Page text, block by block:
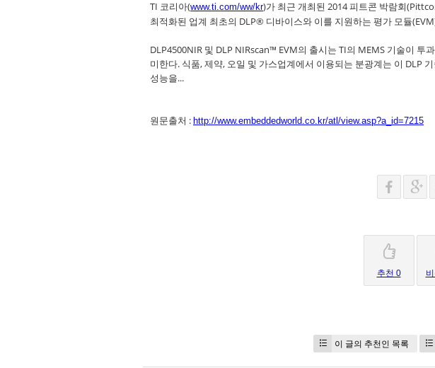
TI 코리아(www.ti.com/ww/kr)가 최근 개최된 2014 피트콘 박람회
최적화된 업계 최초의 DLP® 디바이스와 이를 지원하는 평가 모듈
DLP4500NIR 및 DLP NIRscan™ EVM의 출시는 TI의 MEMS 기술이 투
미한다. 식품, 제약, 오일 및 가스업계에서 이용되는 분광계는 이 DLP
성능을...
원문출처 : http://www.embeddedworld.co.kr/atl/view.asp?a_id=7215
추천 0
이 글의 추천인 목록